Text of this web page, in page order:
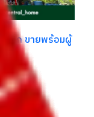
คาถูก ขายพร้อมผู้